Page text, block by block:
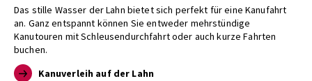
Das stille Wasser der Lahn bietet sich perfekt für eine Kanufahrt
an. Ganz entspannt können Sie entweder mehrstündige
Kanutouren mit Schleusendurchfahrt oder auch kurze Fahrten
buchen.
Kanuverleih auf der Lahn